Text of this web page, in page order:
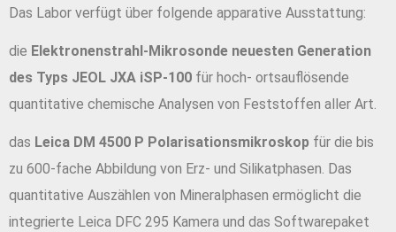
Das Labor verfügt über folgende apparative Ausstattung:
die Elektronenstrahl-Mikrosonde neuesten Generation
des Typs JEOL JXA iSP-100 für hoch- ortsauflösende
quantitative chemische Analysen von Feststoffen aller Art.
das Leica DM 4500 P Polarisationsmikroskop für die bis
zu 600-fache Abbildung von Erz- und Silikatphasen. Das
quantitative Auszählen von Mineralphasen ermöglicht die
integrierte Leica DFC 295 Kamera und das Softwarepaket